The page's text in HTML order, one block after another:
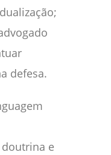
defesa.
e